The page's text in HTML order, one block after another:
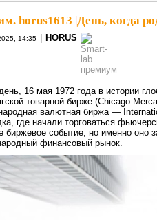
horus1613 День, когда
14:35 HORUS
16 мая 1972 года в истории
товарной бирже (Chicago
валютная биржа —
где начали торговаться
биржевое событие, но именно оно
финансовый рынок.